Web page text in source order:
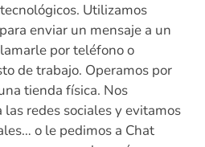
Utilizamos
enviar un mensaje a un
por teléfono o
de trabajo. Operamos por
tienda física. Nos
redes sociales y evitamos
o le pedimos a Chat